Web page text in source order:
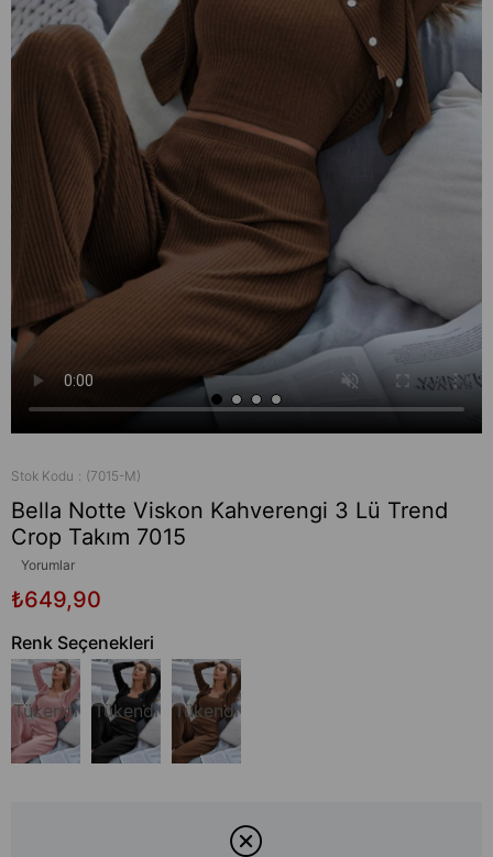
Stok Kodu (7015-M)
Bella Notte Viskon Kahverengi 3 Lü Trend
Crop Takım 7015
Yorumlar
₺649,90
Renk Seçenekleri
Tükendi Tükendi Tükendi